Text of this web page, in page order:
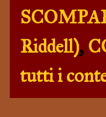
Riddell),
tutti i